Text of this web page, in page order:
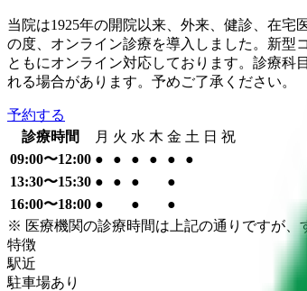
当院は1925年の開院以来、外来、健診、在
の度、オンライン診療を導入しました。新型
ともにオンライン対応しております。診療科
れる場合があります。予めご了承ください。
予約する
診療時間
月 火 水 木 金 土 日 祝
09:00〜12:00 ● ● ● ● ●
●
13:30〜15:30 ● ● ●
●
16:00〜18:00 ● ●
●
※ 医療機関の診療時間は上記の通りですが、
特徴
駅近
駐車場あり